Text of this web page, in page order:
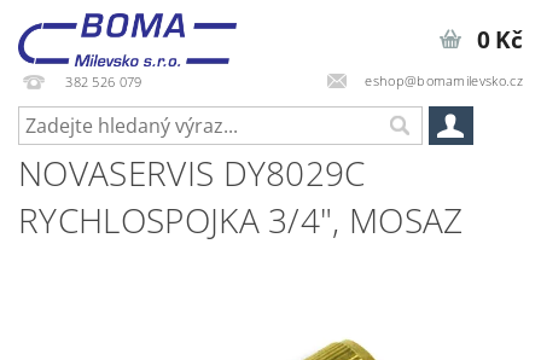
382 526 079 eshop@bomamilevsko.cz
0 Kč
NOVASERVIS DY8029C
RYCHLOSPOJKA 3/4", MOSAZ